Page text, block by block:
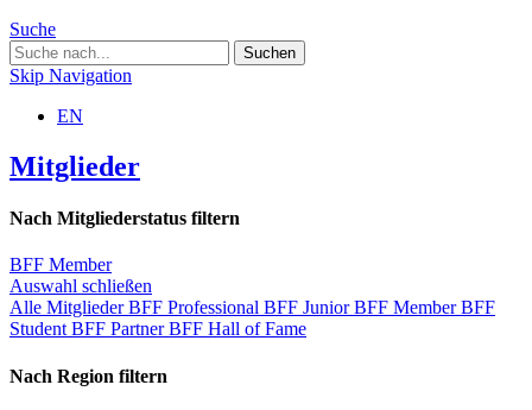
Suche
Skip Navigation
EN
Mitglieder
Nach Mitgliederstatus filtern
BFF Member
Auswahl schließen
Alle MitgliederBFF Professional BFF JuniorBFF MemberBFF
Student BFF PartnerBFF Hall of Fame
Nach Region filtern